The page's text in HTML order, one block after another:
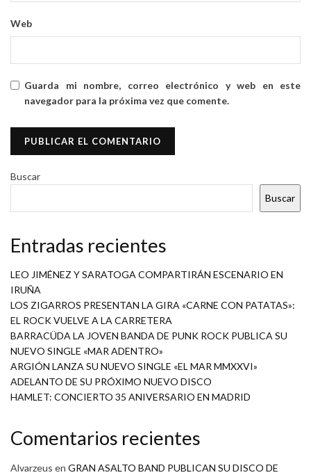
Web
Guarda mi nombre, correo electrónico y web en este
navegador para la próxima vez que comente.
Buscar
Buscar
Entradas recientes
LEO JIMÉNEZ Y SARATOGA COMPARTIRÁN ESCENARIO EN
IRUÑA
LOS ZIGARROS PRESENTAN LA GIRA «CARNE CON PATATAS»:
EL ROCK VUELVE A LA CARRETERA
BARRACÜDA LA JOVEN BANDA DE PUNK ROCK PUBLICA SU
NUEVO SINGLE «MAR ADENTRO»
ARGIÓN LANZA SU NUEVO SINGLE «EL MAR MMXXVI»
ADELANTO DE SU PRÓXIMO NUEVO DISCO
HAMLET: CONCIERTO 35 ANIVERSARIO EN MADRID
Comentarios recientes
Alvarzeus en GRAN ASALTO BAND PUBLICAN SU DISCO DE